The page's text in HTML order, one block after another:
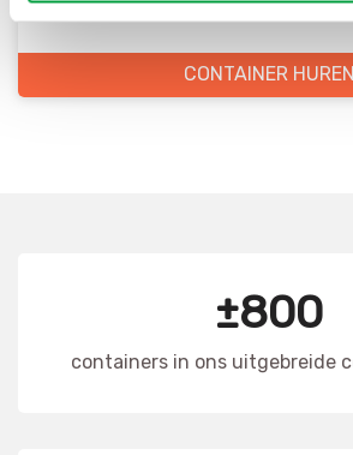
CONTAINER HUREN
±800
containers in ons uitgebreide